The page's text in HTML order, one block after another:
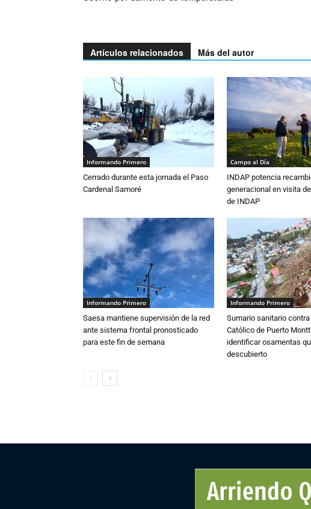
Artículos relacionados Más del autor
Informando Primero
Cerrado durante esta jornada el Paso
Cardenal Samoré
Campo al Día
INDAP potencia
generacional en visita
de INDAP
Informando Primero
Saesa mantiene supervisión de la red
ante sistema frontal pronosticado
para este fin de semana
Informando Primero
Sumario sanitario
Católico de Puerto
identificar osamentas
descubierto